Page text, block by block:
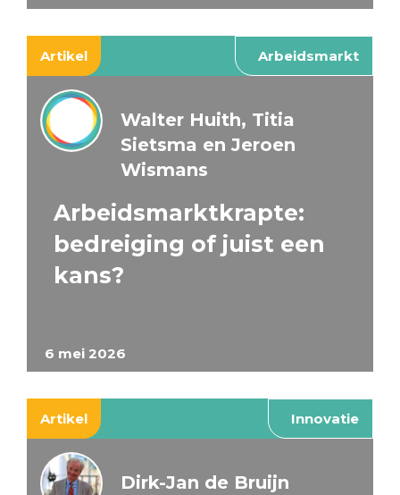
Artikel Arbeidsmarkt
6 mei 2026
Walter Huith, Titia
Sietsma en Jeroen
Wismans
Arbeidsmarktkrapte:
bedreiging of juist een
kans?
Artikel Innovatie
Dirk-Jan de Bruijn